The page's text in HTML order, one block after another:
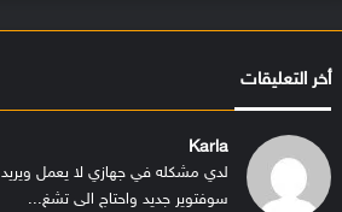
أخر التعليقات
Karla
لدي مشكله في جهازي لا يعمل ويريد
سوفتوير جديد واحتاج الى تشغ...